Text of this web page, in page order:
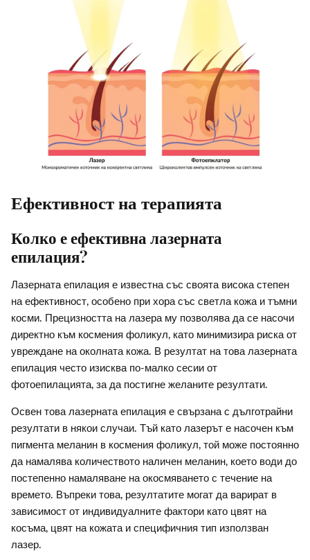
Ефективност на терапията
Колко е ефективна лазерната
епилация?
Лазерната епилация е известна със своята висока степен
на ефективност, особено при хора със светла кожа и тъмни
косми. Прецизността на лазера му позволява да се насочи
директно към космения фоликул, като минимизира риска от
увреждане на околната кожа. В резултат на това лазерната
епилация често изисква по-малко сесии от
фотоепилацията, за да постигне желаните резултати.
Освен това лазерната епилация е свързана с дълготрайни
резултати в някои случаи. Тъй като лазерът е насочен към
пигмента меланин в космения фоликул, той може постоянно
да намалява количеството наличен меланин, което води до
постепенно намаляване на окосмяването с течение на
времето. Въпреки това, резултатите могат да варират в
зависимост от индивидуалните фактори като цвят на
косъма, цвят на кожата и специфичния тип използван
лазер.